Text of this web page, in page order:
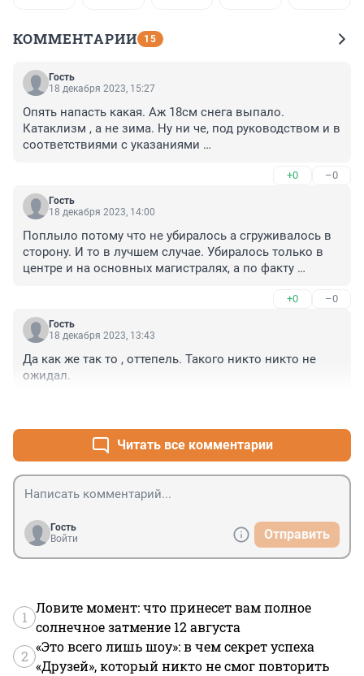
КОММЕНТАРИИ 15
Гость
18 декабря 2023, 15:27
Опять напасть какая. Аж 18см снега выпало.
Катаклизм , а не зима. Ну ни че, под руководством и в
соответствиями с указаниями
+0 –0
Гость
18 декабря 2023, 14:00
Поплыло потому что не убиралось а сгруживалось в
сторону. И то в лучшем случае. Убиралось только в
центре и на основных магистралях, а по факту
безобразие не растает. При этом деньги выделяются
именно на уборку, а не на отодвигание снега в
сторону. А сэкономленные деньги можно пустить на
+0 –0
Гость
18 декабря 2023, 13:43
Да как же так то , оттепель. Такого никто никто не
ожидал.
Читать все комментарии
Гость
Войти
Отправить
1
Ловите момент: что принесет вам полное
солнечное затмение 12 августа
2
«Это всего лишь шоу»: в чем секрет успеха
«Друзей», который никто не смог повторить